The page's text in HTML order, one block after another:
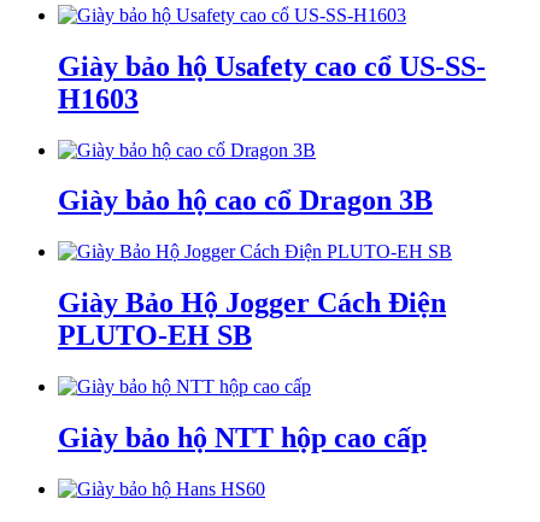
Giày bảo hộ Usafety cao cổ US-SS-
H1603
Giày bảo hộ cao cổ Dragon 3B
Giày Bảo Hộ Jogger Cách Điện
PLUTO-EH SB
Giày bảo hộ NTT hộp cao cấp